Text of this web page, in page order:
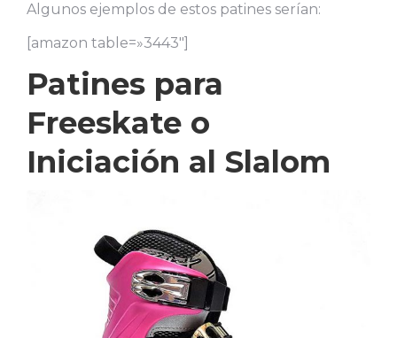
Algunos ejemplos de estos patines serían:
[amazon table=»3443″]
Patines para
Freeskate o
Iniciación al Slalom